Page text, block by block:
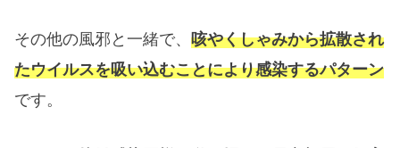
その他の風邪と一緒で、咳やくしゃみから拡散され
たウイルスを吸い込むことにより感染するパターン
です。